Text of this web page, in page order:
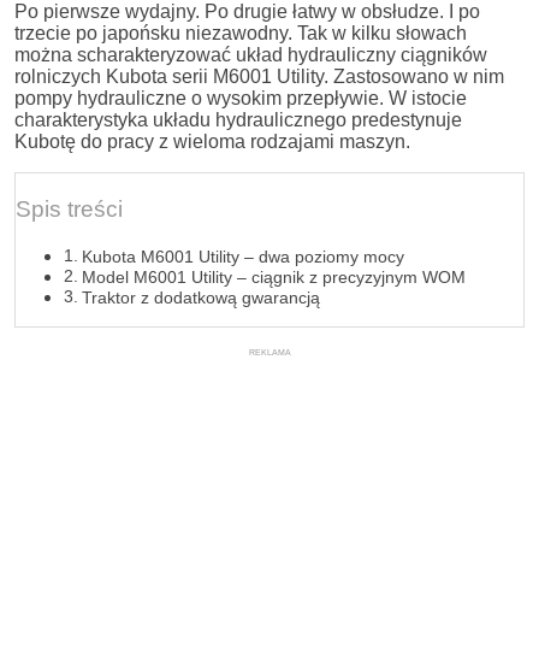
Po pierwsze wydajny. Po drugie łatwy w obsłudze. I po
trzecie po japońsku niezawodny. Tak w kilku słowach
można scharakteryzować układ hydrauliczny ciągników
rolniczych Kubota serii M6001 Utility. Zastosowano w nim
pompy hydrauliczne o wysokim przepływie. W istocie
charakterystyka układu hydraulicznego predestynuje
Kubotę do pracy z wieloma rodzajami maszyn.
Spis treści
Kubota M6001 Utility – dwa poziomy mocy
Model M6001 Utility – ciągnik z precyzyjnym WOM
Traktor z dodatkową gwarancją
REKLAMA